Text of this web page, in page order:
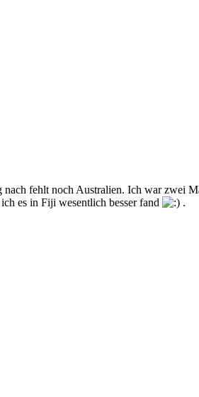
fehlt noch Australien. Ich war zwei
es in Fiji wesentlich besser fand
.